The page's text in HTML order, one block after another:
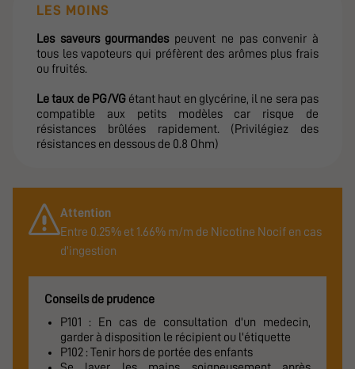
LES MOINS
Les saveurs gourmandes peuvent ne pas convenir à
tous les vapoteurs qui préfèrent des arômes plus frais
ou fruités.
Le taux de PG/VGétant haut en glycérine, il ne sera pas
compatible aux petits modèles car risque de
résistances brûlées rapidement. (Privilégiez des
résistances en dessous de 0.8 Ohm)
Attention
Entre 0.25% et 1.66% m/m de Nicotine Nocif en cas
d'ingestion
Conseils de prudence
P101 : En cas de consultation d'un medecin,
garder à disposition le récipient ou l'étiquette
P102 : Tenir hors de portée des enfants